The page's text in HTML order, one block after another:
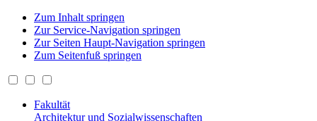
Zum Inhalt springen
Zur Service-Navigation springen
Zur Seiten Haupt-Navigation springen
Zum Seitenfuß springen
Fakultät
Architektur und Sozialwissenschaften